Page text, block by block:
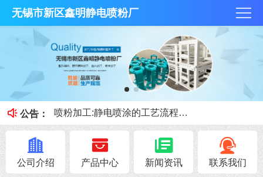
无锡市新区鑫明静电喷粉厂
公告：
抛丸技术和酸洗磷化那个好？
何为酸洗磷化？今天鑫明静电喷粉厂小课堂就跟大家讲讲。
喷粉加工:静电喷涂的工艺流程和优缺点
喷砂、抛丸的区别
钣金加工展开注意事项！
公司介绍 产品中心 新闻资讯 联系我们